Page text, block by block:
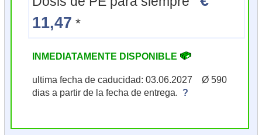
11,47 *
INMEDIATAMENTE DISPONIBLE
ultima fecha de caducidad: 03.06.2027 Ø 590
dias a partir de la fecha de entrega. ?